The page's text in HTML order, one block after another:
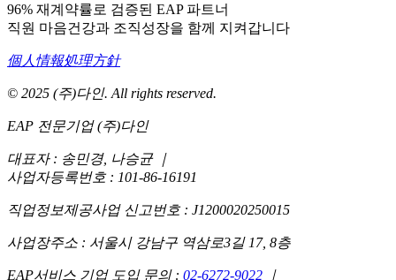
96% 재계약률로 검증된 EAP 파트너
직원 마음건강과 조직성장을 함께 지켜갑니다
個人情報処理方針
© 2025 (주)다인. All rights reserved.
EAP 전문기업 (주)다인
대표자 : 송민경, 나승균 ｜
사업자등록번호 : 101-86-16191
직업정보제공사업 신고번호 : J1200020250015
사업장주소 : 서울시 강남구 역삼로3길 17, 8층
EAP서비스 기업 도입 문의 : 02-6272-9022 ｜